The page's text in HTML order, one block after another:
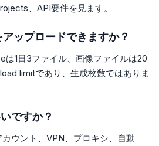
、API要件を見ます。
ップロードできますか？
は1日3ファイル、画像ファイルは20
limitであり、生成枚数ではありま
ですか？
ウント、VPN、プロキシ、自動